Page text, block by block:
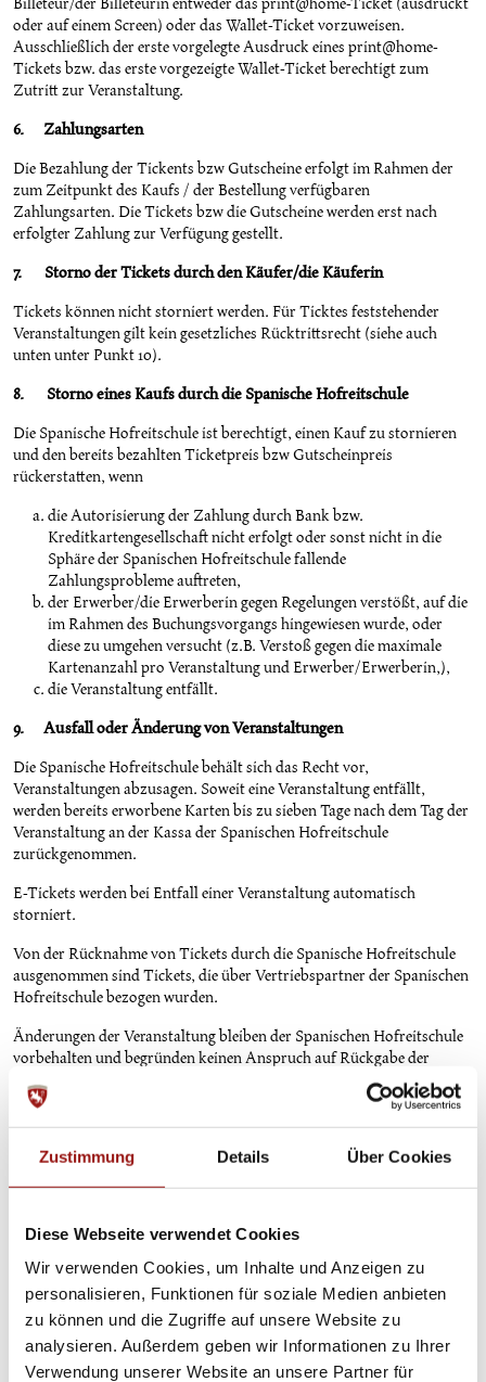
Zustimmung Details Über Cookies
Diese Webseite verwendet Cookies
Wir verwenden Cookies, um Inhalte und Anzeigen zu
personalisieren, Funktionen für soziale Medien anbieten
zu können und die Zugriffe auf unsere Website zu
analysieren. Außerdem geben wir Informationen zu Ihrer
Verwendung unserer Website an unsere Partner für
Billeteur/der Billeteurin entweder das print@home-Ticket (ausdruckt
oder auf einem Screen) oder das Wallet-Ticket vorzuweisen.
Ausschließlich der erste vorgelegte Ausdruck eines print@home-
Tickets bzw. das erste vorgezeigte Wallet-Ticket berechtigt zum
Zutritt zur Veranstaltung.
6. Zahlungsarten
Die Bezahlung der Tickents bzw Gutscheine erfolgt im Rahmen der
zum Zeitpunkt des Kaufs / der Bestellung verfügbaren
Zahlungsarten. Die Tickets bzw die Gutscheine werden erst nach
erfolgter Zahlung zur Verfügung gestellt.
7. Storno der Tickets durch den Käufer/die Käuferin
Tickets können nicht storniert werden. Für Ticktes feststehender
Veranstaltungen gilt kein gesetzliches Rücktrittsrecht (siehe auch
unten unter Punkt 10).
8. Storno eines Kaufs durch die Spanische Hofreitschule
Die Spanische Hofreitschule ist berechtigt, einen Kauf zu stornieren
und den bereits bezahlten Ticketpreis bzw Gutscheinpreis
rückerstatten, wenn
die Autorisierung der Zahlung durch Bank bzw.
Kreditkartengesellschaft nicht erfolgt oder sonst nicht in die
Sphäre der Spanischen Hofreitschule fallende
Zahlungsprobleme auftreten,
der Erwerber/die Erwerberin gegen Regelungen verstößt, auf die
im Rahmen des Buchungsvorgangs hingewiesen wurde, oder
diese zu umgehen versucht (z.B. Verstoß gegen die maximale
Kartenanzahl pro Veranstaltung und Erwerber/Erwerberin,),
die Veranstaltung entfällt.
9. Ausfall oder Änderung von Veranstaltungen
Die Spanische Hofreitschule behält sich das Recht vor,
Veranstaltungen abzusagen. Soweit eine Veranstaltung entfällt,
werden bereits erworbene Karten bis zu sieben Tage nach dem Tag der
Veranstaltung an der Kassa der Spanischen Hofreitschule
zurückgenommen.
E-Tickets werden bei Entfall einer Veranstaltung automatisch
storniert.
Von der Rücknahme von Tickets durch die Spanische Hofreitschule
ausgenommen sind Tickets, die über Vertriebspartner der Spanischen
Hofreitschule bezogen wurden.
Änderungen der Veranstaltung bleiben der Spanischen Hofreitschule
vorbehalten und begründen keinen Anspruch auf Rückgabe der
Ticktes oder Minderung des Kaufpreises. Gleiches gilt für
geringfügige zeitliche Verschiebungen des Veranstaltungsbeginns. Es
obliegt dem Besucher/der Besucherin, sich am Veranstaltungstag über
allfällige Änderungen (z.B. auf der Webseite oder auch telefonisch bei
der Spanischen Hofreitschule) zu informieren.
zurückerstattet, wenn zum Zeitpunkt des Abbruchs weniger als die
Ersatzveranstaltung angeboten wird.
10. Widerrufsrecht für online, per E-Mail erworbene Gutscheine
Werden Gutscheine telefonisch, per E-Mail oder über die Webseite
gekauft, hat der Käufer/die Käuferin, sofern er/sie